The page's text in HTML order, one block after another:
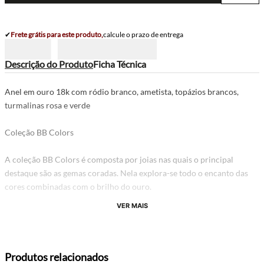
✔Frete grátis para este produto,calcule o prazo de entrega
Descrição do ProdutoFicha Técnica
Anel em ouro 18k com ródio branco, ametista, topázios brancos,
turmalinas rosa e verde
Coleção BB Colors
A coleção BB Colors é composta por joias nas quais o principal
destaque são as gemas coradas. Nela explora-se todo o encanto das
cores combinadas com o brilho do ouro.
VER MAIS
Produtos relacionados